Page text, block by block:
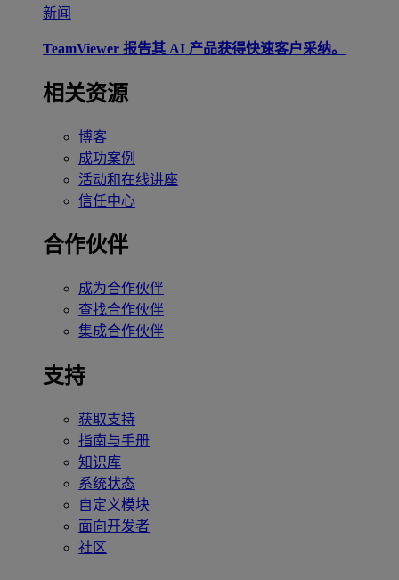
新闻
TeamViewer 报告其 AI 产品获得快速客户采纳。
相关资源
博客
成功案例
活动和在线讲座
信任中心
合作伙伴
成为合作伙伴
查找合作伙伴
集成合作伙伴
支持
获取支持
指南与手册
知识库
系统状态
自定义模块
面向开发者
社区